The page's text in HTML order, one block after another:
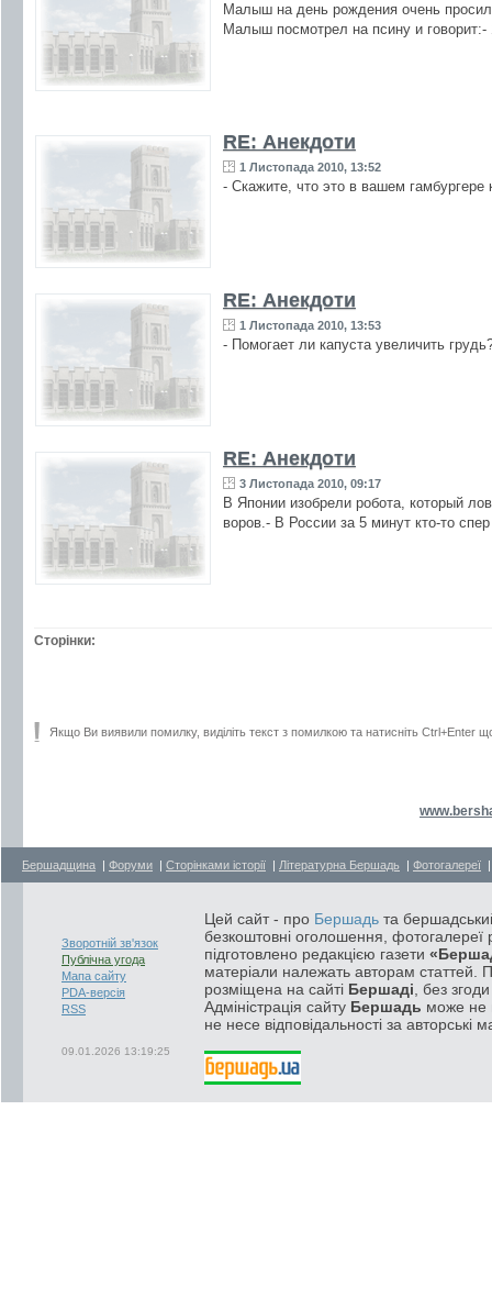
Малыш на день рождения очень
Малыш посмотрел на псину и
RE: Анекдоти
1 Листопада 2010, 13:52
- Скажите, что это в вашем
RE: Анекдоти
1 Листопада 2010, 13:53
- Помогает ли капуста увеличить
RE: Анекдоти
3 Листопада 2010, 09:17
В Японии изобрели робота, который
воров.- В России за 5 минут кто-то
Сторінки:
Якщо Ви виявили помилку, виділіть текст з помилкою та натисніть Ctrl+Enter
Бершадщина | Форуми | Сторінками історії | Літературна Бершадь | Фотогалереї
Зворотній зв'язок
Публічна угода
Мапа сайту
PDA-версія
RSS
09.01.2026 13:19:25
Цей сайт - про Бершадь та
безкоштовні оголошення, фотогалереї
підготовлено редакцією газети
матеріали належать авторам статтей.
розміщена на сайті Бершаді , без
Адміністрація сайту Бершадь може не
не несе відповідальності за авторські